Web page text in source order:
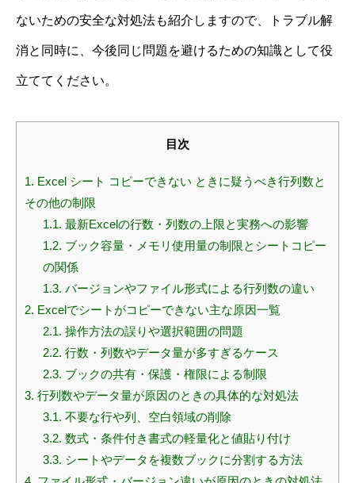
ないための安全な対処法も紹介しますので、トラブル解
消と同時に、今後同じ問題を避けるための知識として役
立ててください。
目次
1. Excel シート コピーできない ときに疑うべき行列数と
その他の制限
1.1. 最新Excelの行数・列数の上限と実務への影響
1.2. ブック容量・メモリ使用量の制限とシートコピー
の関係
1.3. バージョンやファイル形式による行列数の違い
2. Excelでシートがコピーできない主な原因一覧
2.1. 操作方法の誤りや選択範囲の問題
2.2. 行数・列数やデータ量が多すぎるケース
2.3. ブックの共有・保護・権限による制限
3. 行列数やデータ量が原因のときの具体的な対処法
3.1. 不要な行や列、空白領域の削除
3.2. 数式・条件付き書式の軽量化と値貼り付け
3.3. シートやデータを複数ブックに分割する方法